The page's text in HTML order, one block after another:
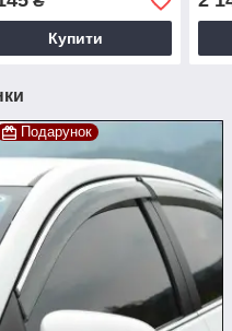
Купити
Подарунок